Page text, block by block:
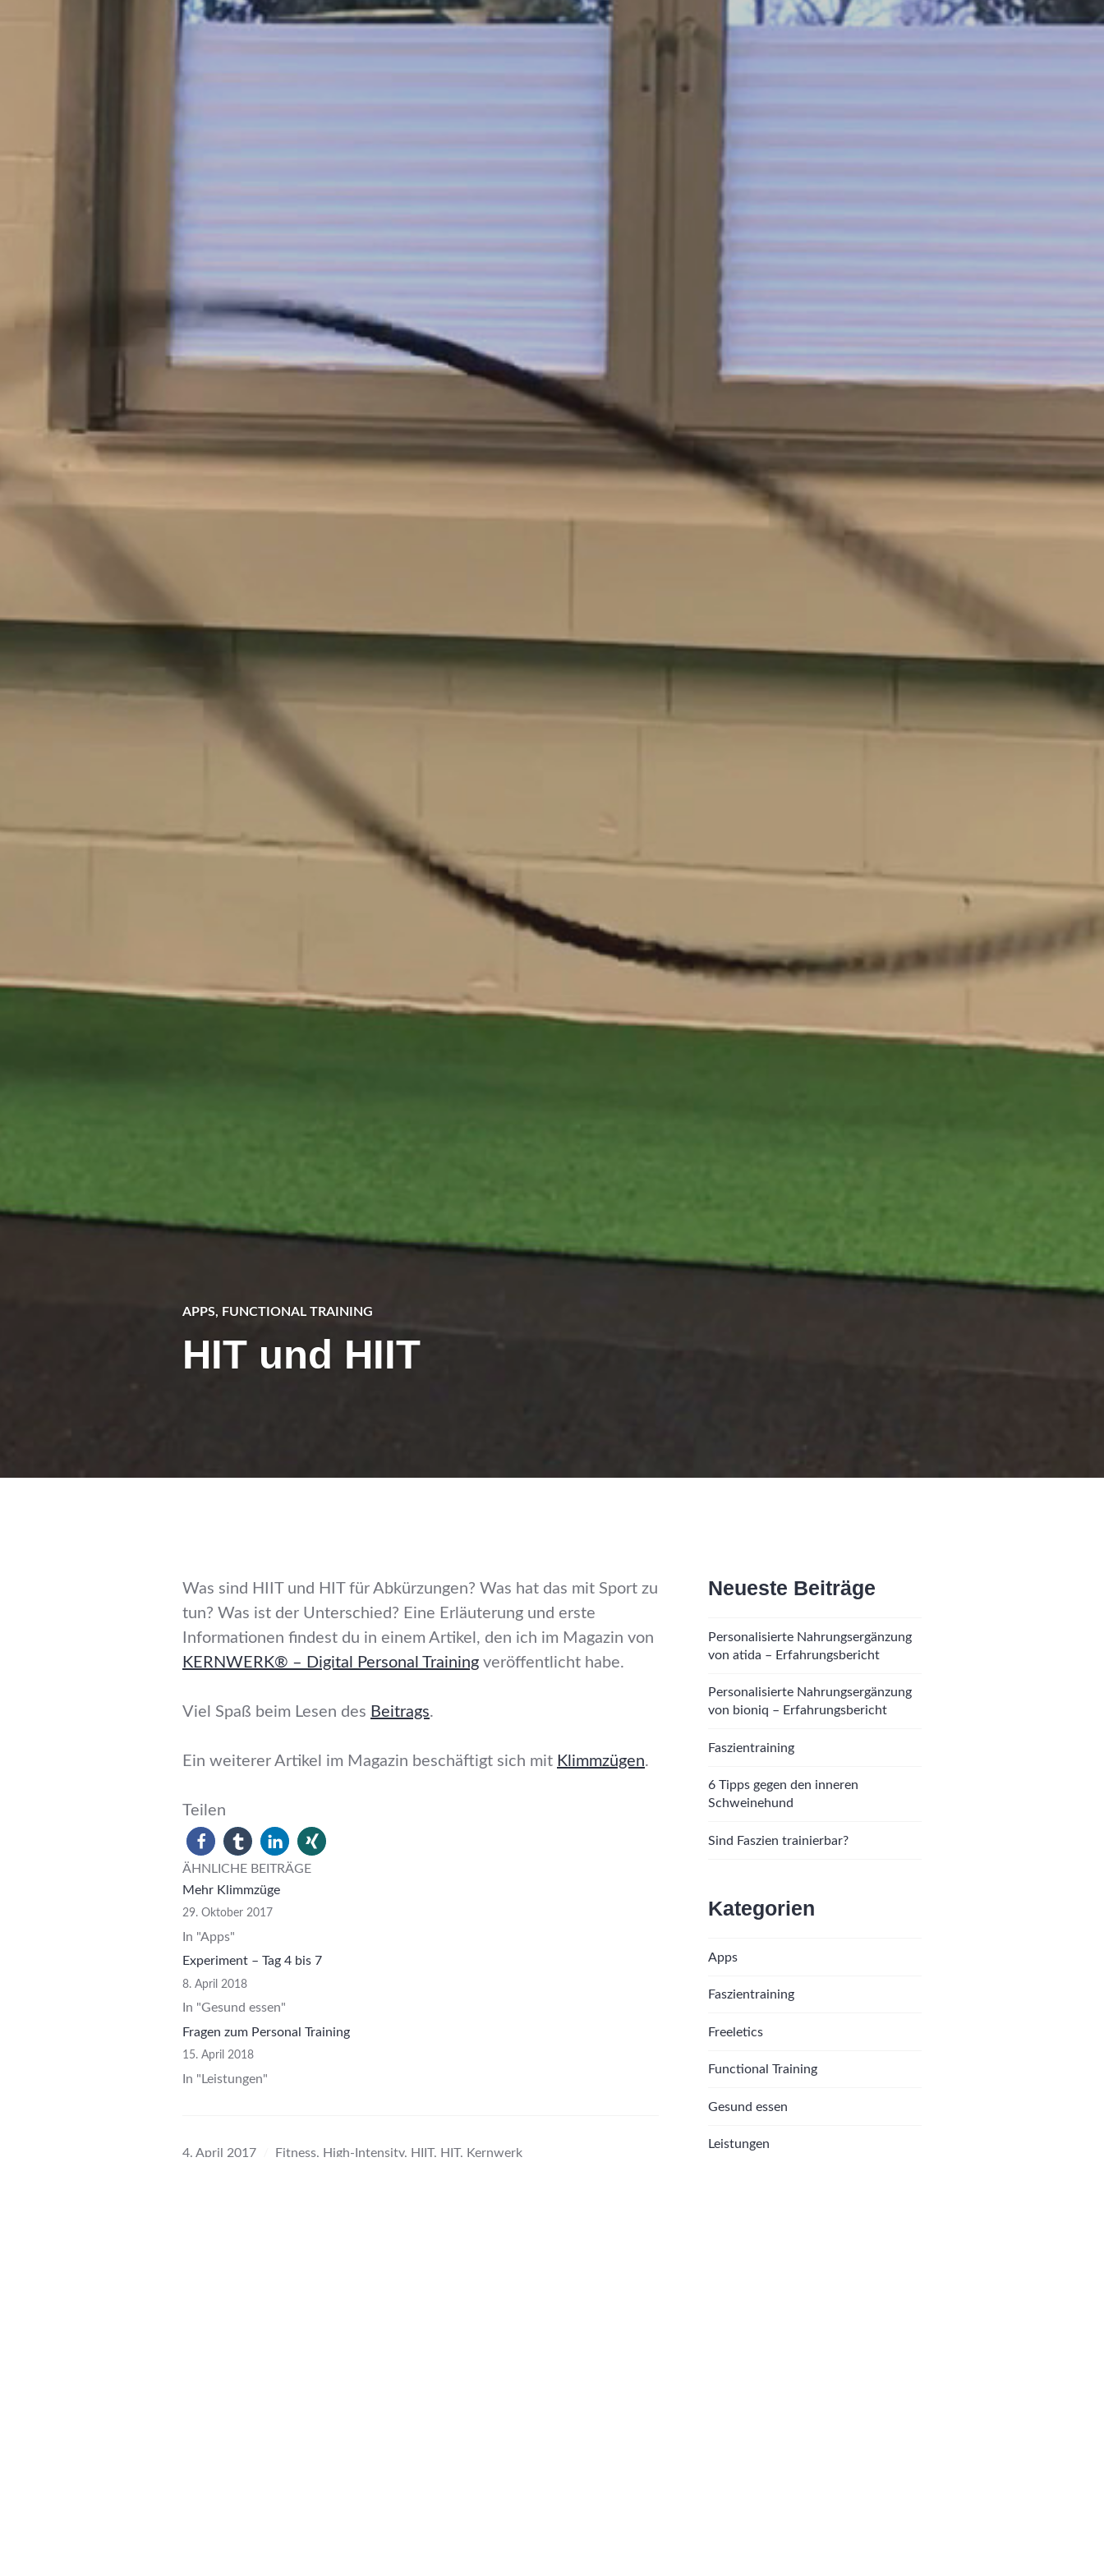
APPS, FUNCTIONAL TRAINING
HIT und HIIT
Was sind HIIT und HIT für Abkürzungen? Was hat das mit Sport zu
tun? Was ist der Unterschied? Eine Erläuterung und erste
Informationen findest du in einem Artikel, den ich im Magazin von
KERNWERK® – Digital Personal Training veröffentlicht habe.
Viel Spaß beim Lesen des Beitrags.
Ein weiterer Artikel im Magazin beschäftigt sich mit Klimmzügen.
Teilen
ÄHNLICHE BEITRÄGE
Mehr Klimmzüge
29. Oktober 2017
In "Apps"
Experiment – Tag 4 bis 7
8. April 2018
In "Gesund essen"
Fragen zum Personal Training
15. April 2018
In "Leistungen"
4. April 2017 Fitness, High-Intensity, HIIT, HIT, Kernwerk
Neueste Beiträge
Personalisierte Nahrungsergänzung
von atida – Erfahrungsbericht
Personalisierte Nahrungsergänzung
von bioniq – Erfahrungsbericht
Faszientraining
6 Tipps gegen den inneren
Schweinehund
Sind Faszien trainierbar?
Kategorien
Apps
Faszientraining
Freeletics
Functional Training
Gesund essen
Leistungen